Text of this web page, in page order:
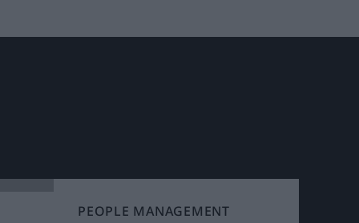
PEOPLE MANAGEMENT